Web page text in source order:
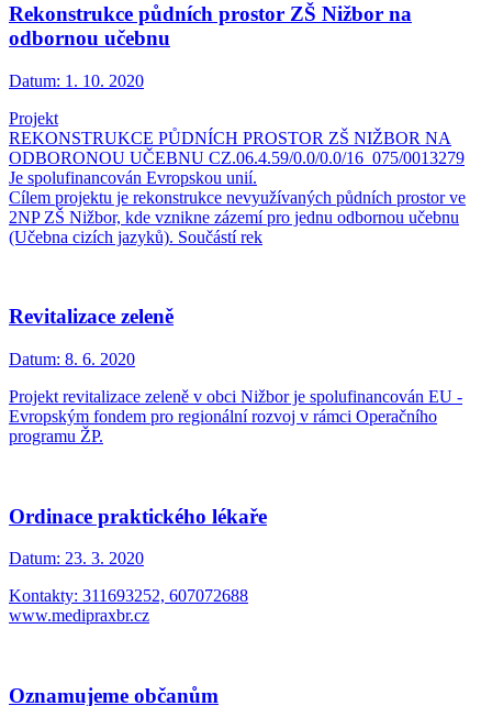
Rekonstrukce půdních prostor ZŠ Nižbor na
odbornou učebnu
Datum: 1. 10. 2020
Projekt
REKONSTRUKCE PŮDNÍCH PROSTOR ZŠ NIŽBOR NA
ODBORONOU UČEBNU CZ.06.4.59/0.0/0.0/16_075/0013279
Je spolufinancován Evropskou unií.
Cílem projektu je rekonstrukce nevyužívaných půdních prostor ve
2NP ZŠ Nižbor, kde vznikne zázemí pro jednu odbornou učebnu
(Učebna cizích jazyků). Součástí rek
Revitalizace zeleně
Datum: 8. 6. 2020
Projekt revitalizace zeleně v obci Nižbor je spolufinancován EU -
Evropským fondem pro regionální rozvoj v rámci Operačního
programu ŽP.
Ordinace praktického lékaře
Datum: 23. 3. 2020
Kontakty: 311693252, 607072688
www.medipraxbr.cz
Oznamujeme občanům